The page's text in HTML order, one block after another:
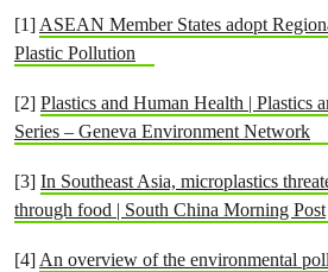
[1]ASEAN Member States adopt
Plastic Pollution
[2] Plastics and Human Health | Plastics
Series – Geneva Environment Network
[3] In Southeast Asia, microplastics
through food | South China Morning Post
[4]An overview of the environmental